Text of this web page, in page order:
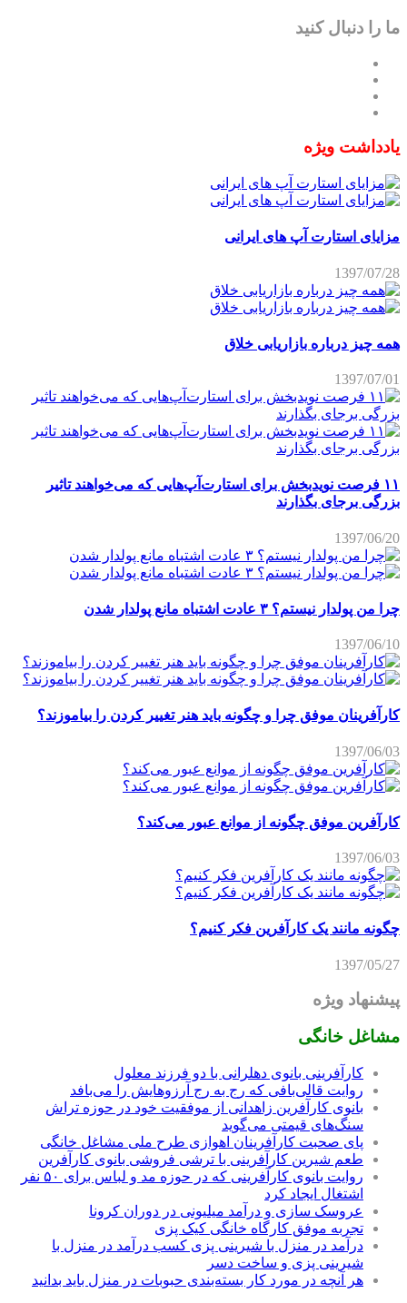
ما را دنبال کنید
یادداشت ویژه
مزایای استارت آپ های ایرانی
1397/07/28
همه چیز درباره بازاریابی خلاق
1397/07/01
۱۱ فرصت نویدبخش برای استارت‌آپ‌هایی که می‌خواهند تاثیر
بزرگی برجای بگذارند
1397/06/20
چرا من پولدار نیستم؟ ۳ عادت اشتباه مانع پولدار شدن
1397/06/10
کارآفرینان موفق چرا و چگونه باید هنر تغییر کردن را بیاموزند؟
1397/06/03
کارآفرین موفق چگونه از موانع عبور می‌کند؟
1397/06/03
چگونه مانند یک کارآفرین فکر کنیم؟
1397/05/27
پیشنهاد ویژه
مشاغل خانگی
کارآفرینی بانوی دهلرانی با دو فرزند معلول
روایت قالی‌بافی که رج به رج آرزوهایش را می‌بافد
بانوی کارآفرین زاهدانی از موفقیت خود در حوزه تراش
سنگ‌های قیمتی می‌گوید
پای صحبت کارآفرینان اهوازی طرح ملی مشاغل خانگی
طعم شیرین کارآفرینی با ترشی فروشی بانوی کارآفرین
روایت بانوی کارآفرینی که در حوزه مد و لباس برای ۵۰ نفر
اشتغال ایجاد کرد
عروسک سازی و درآمد میلیونی در دوران کرونا
تجربه موفق کارگاه خانگی کیک پزی
درآمد در منزل با شیرینی پزی کسب درآمد در منزل با
شیرینی پزی و ساخت دسر
هر آنچه در مورد کار بسته‌بندی حبوبات در منزل باید بدانید